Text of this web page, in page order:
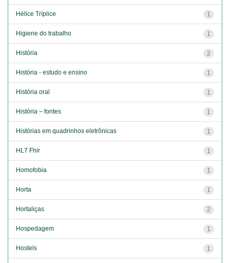
Hélice Tríplice 1
Higiene do trabalho 1
História 2
História - estudo e ensino 1
História oral 1
História – fontes 1
Histórias em quadrinhos eletrônicas 1
HL7 Fhir 1
Homofobia 1
Horta 1
Hortaliças 2
Hospedagem 1
Hostels 1